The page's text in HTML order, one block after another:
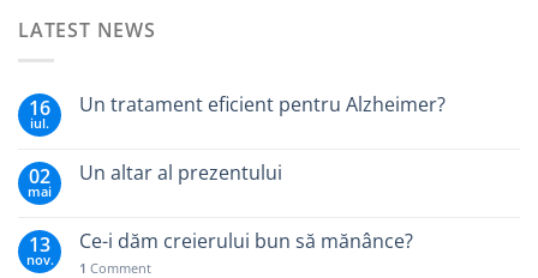
LATEST NEWS
16
iul.
Un tratament eficient pentru Alzheimer?
02
mai
Un altar al prezentului
13
nov.
Ce-i dăm creierului bun să mănânce?
1 Comment